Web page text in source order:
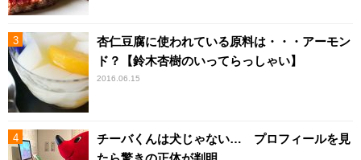
杏仁豆腐に使われている原料は・・・アーモン
ド？【鈴木杏樹のいってらっしゃい】
2016.06.15
チーバくんは犬じゃない… プロフィールを見